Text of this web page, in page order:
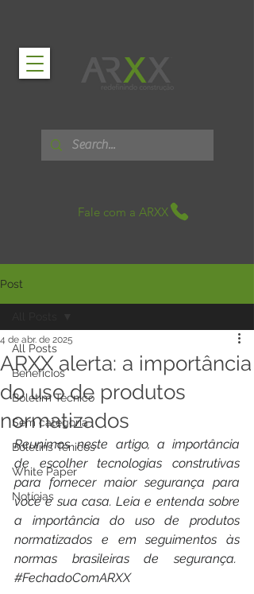
Fale com a ARXX
Post
All Posts
Benefícios
Boletim Técnico
Sem categoria
Boletins Ténicos
White Paper
Notícias
ARXX alerta: a importância
do uso de produtos
normatizados
4 de abr. de 2025
Reunimos neste artigo, a importância
de escolher tecnologias construtivas
para fornecer maior segurança para
você e sua casa. Leia e entenda sobre
a importância do uso de produtos
normatizados e em seguimentos às
#FechadoComARXX